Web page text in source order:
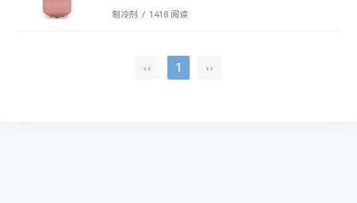
制冷剂 / 1418 阅读
‹‹ 1 ››